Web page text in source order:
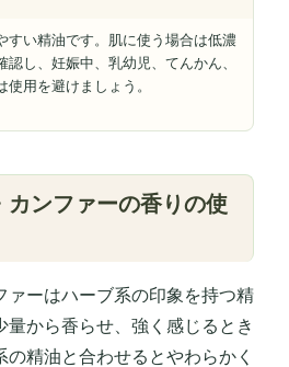
すい精油です。肌に使う場合は低濃
認し、妊娠中、乳幼児、てんかん、
使用を避けましょう。
カンファーの香りの使
ァーはハーブ系の印象を持つ精
から香らせ、強く感じるとき
精油と合わせるとやわらかく